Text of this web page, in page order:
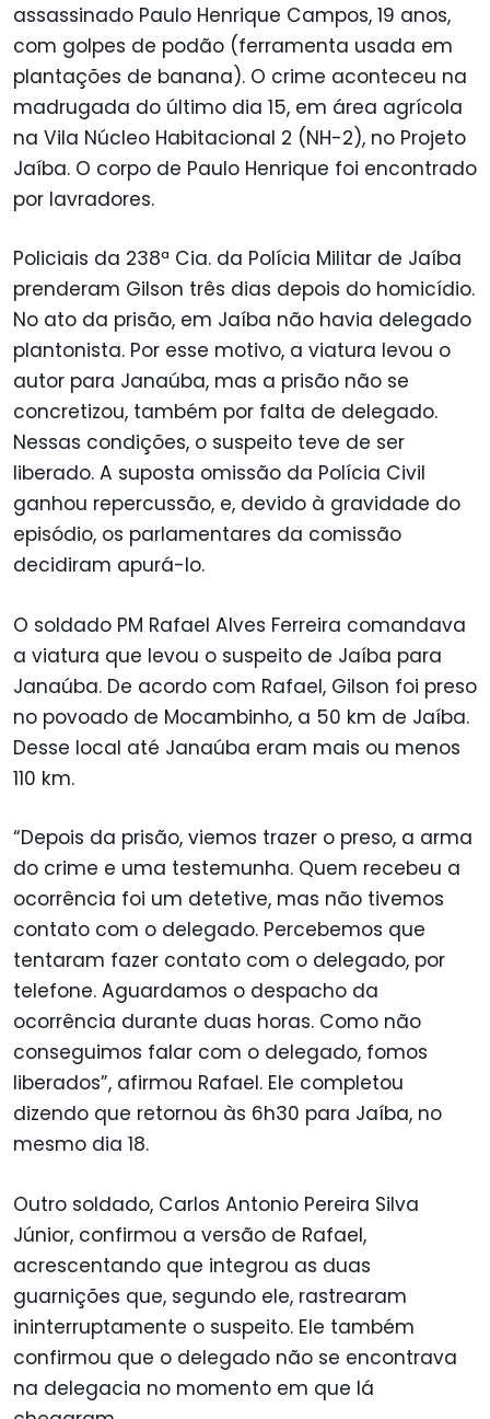
assassinado Paulo Henrique Campos, 19 anos,
com golpes de podão (ferramenta usada em
plantações de banana). O crime aconteceu na
madrugada do último dia 15, em área agrícola
na Vila Núcleo Habitacional 2 (NH-2), no Projeto
Jaíba. O corpo de Paulo Henrique foi encontrado
por lavradores.
Policiais da 238ª Cia. da Polícia Militar de Jaíba
prenderam Gilson três dias depois do homicídio.
No ato da prisão, em Jaíba não havia delegado
plantonista. Por esse motivo, a viatura levou o
autor para Janaúba, mas a prisão não se
concretizou, também por falta de delegado.
Nessas condições, o suspeito teve de ser
liberado. A suposta omissão da Polícia Civil
ganhou repercussão, e, devido à gravidade do
episódio, os parlamentares da comissão
decidiram apurá-lo.
O soldado PM Rafael Alves Ferreira comandava
a viatura que levou o suspeito de Jaíba para
Janaúba. De acordo com Rafael, Gilson foi preso
no povoado de Mocambinho, a 50 km de Jaíba.
Desse local até Janaúba eram mais ou menos
110 km.
“Depois da prisão, viemos trazer o preso, a arma
do crime e uma testemunha. Quem recebeu a
ocorrência foi um detetive, mas não tivemos
contato com o delegado. Percebemos que
tentaram fazer contato com o delegado, por
telefone. Aguardamos o despacho da
ocorrência durante duas horas. Como não
conseguimos falar com o delegado, fomos
liberados”, afirmou Rafael. Ele completou
dizendo que retornou às 6h30 para Jaíba, no
mesmo dia 18.
Outro soldado, Carlos Antonio Pereira Silva
Júnior, confirmou a versão de Rafael,
acrescentando que integrou as duas
guarnições que, segundo ele, rastrearam
ininterruptamente o suspeito. Ele também
confirmou que o delegado não se encontrava
na delegacia no momento em que lá